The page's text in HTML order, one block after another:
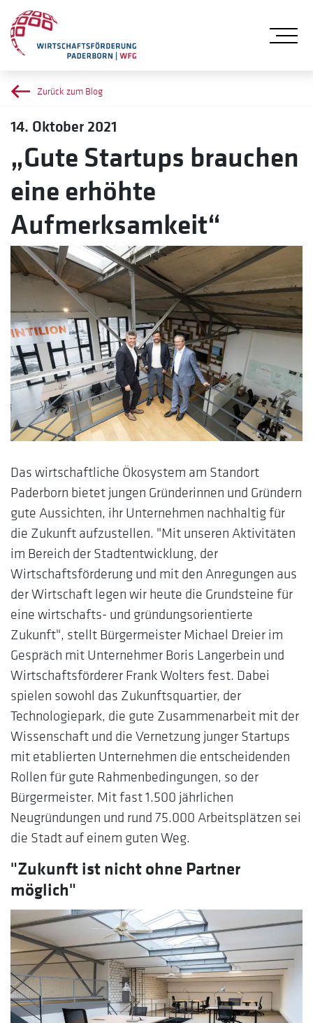
Zurück zum Blog
14. Oktober 2021
„Gute Startups brauchen
eine erhöhte
Aufmerksamkeit“
Das wirtschaftliche Ökosystem am Standort
Paderborn bietet jungen Gründerinnen und Gründern
gute Aussichten, ihr Unternehmen nachhaltig für
die Zukunft aufzustellen. "Mit unseren Aktivitäten
im Bereich der Stadtentwicklung, der
Wirtschaftsförderung und mit den Anregungen aus
der Wirtschaft legen wir heute die Grundsteine für
eine wirtschafts- und gründungsorientierte
Zukunft", stellt Bürgermeister Michael Dreier im
Gespräch mit Unternehmer Boris Langerbein und
Wirtschaftsförderer Frank Wolters fest. Dabei
spielen sowohl das Zukunftsquartier, der
Technologiepark, die gute Zusammenarbeit mit der
Wissenschaft und die Vernetzung junger Startups
mit etablierten Unternehmen die entscheidenden
Rollen für gute Rahmenbedingungen, so der
Bürgermeister. Mit fast 1.500 jährlichen
Neugründungen und rund 75.000 Arbeitsplätzen sei
die Stadt auf einem guten Weg.
"Zukunft ist nicht ohne Partner
möglich"